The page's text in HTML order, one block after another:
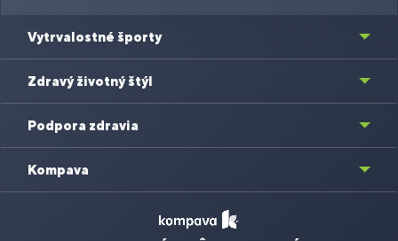
Vytrvalostné športy
Zdravý životný štýl
Podpora zdravia
Kompava